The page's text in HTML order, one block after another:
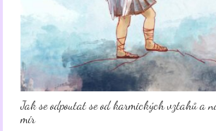
Jak se odpoutat se od karmických vztahů
mír